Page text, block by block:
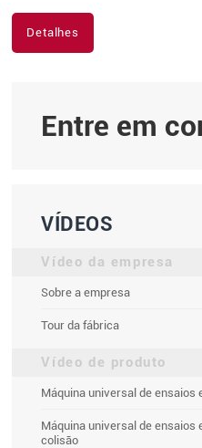
Detalhes
Entre em
VÍDEOS
Vídeo da empresa
Sobre a empresa
Tour da fábrica
Vídeo de produto
Máquina universal de ensaios
Máquina universal de
colisão